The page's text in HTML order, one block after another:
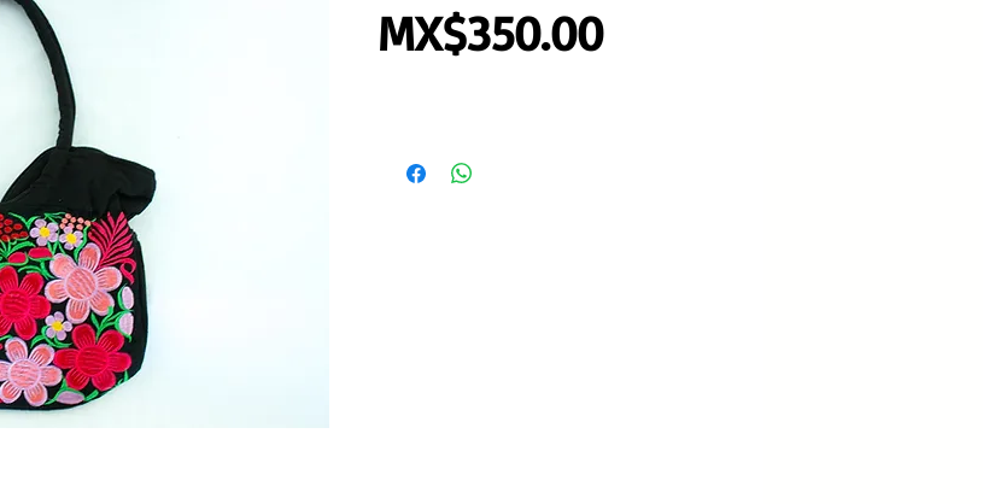
MX$350.00Precio